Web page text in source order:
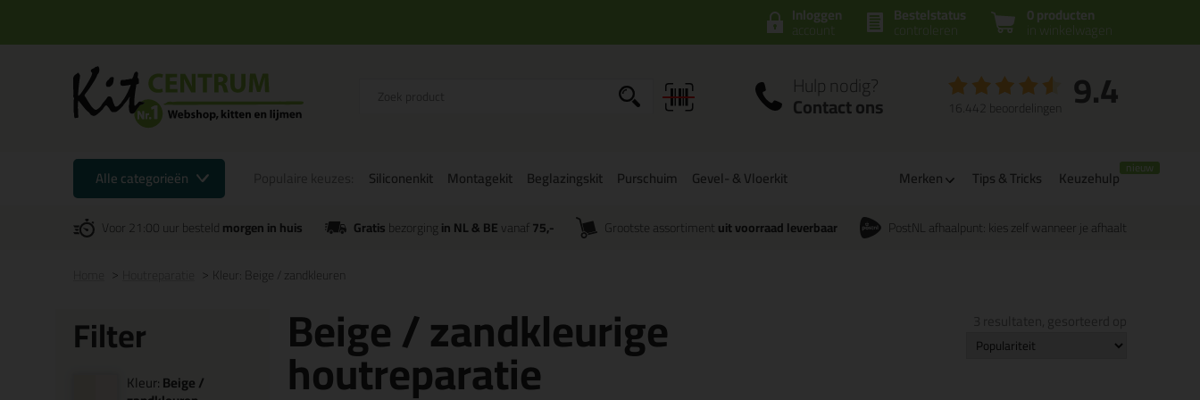
0 producten
in winkelwagen
Bestelstatus
controleren
Inloggen
account
Hulp nodig?
Contact ons 9.4
16.442 beoordelingen
Alle categorieën Siliconenkit Montagekit Beglazingskit Purschuim Gevel- & Vloerkit Merken Tips & Tricks Keuzehulp
Voor 21:00 uur besteldmorgen in huis Gratisbezorgingin NL & BEvanaf 75,- Grootste assortiment uit voorraad leverbaar PostNL afhaalpunt: kies zelf wanneer je afhaalt
Kleur: Beige / zandkleuren
Filter
Kleur:Beige /
Beige / zandkleurige
houtreparatie